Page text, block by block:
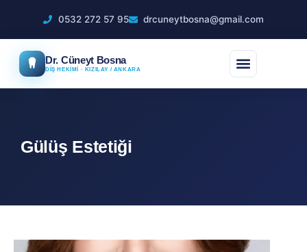
0532 272 57 95 drcuneytbosna@gmail.com
Dr. Cüneyt Bosna
DİŞ HEKİMİ · KIZILAY / ANKARA
Gülüş Estetiği